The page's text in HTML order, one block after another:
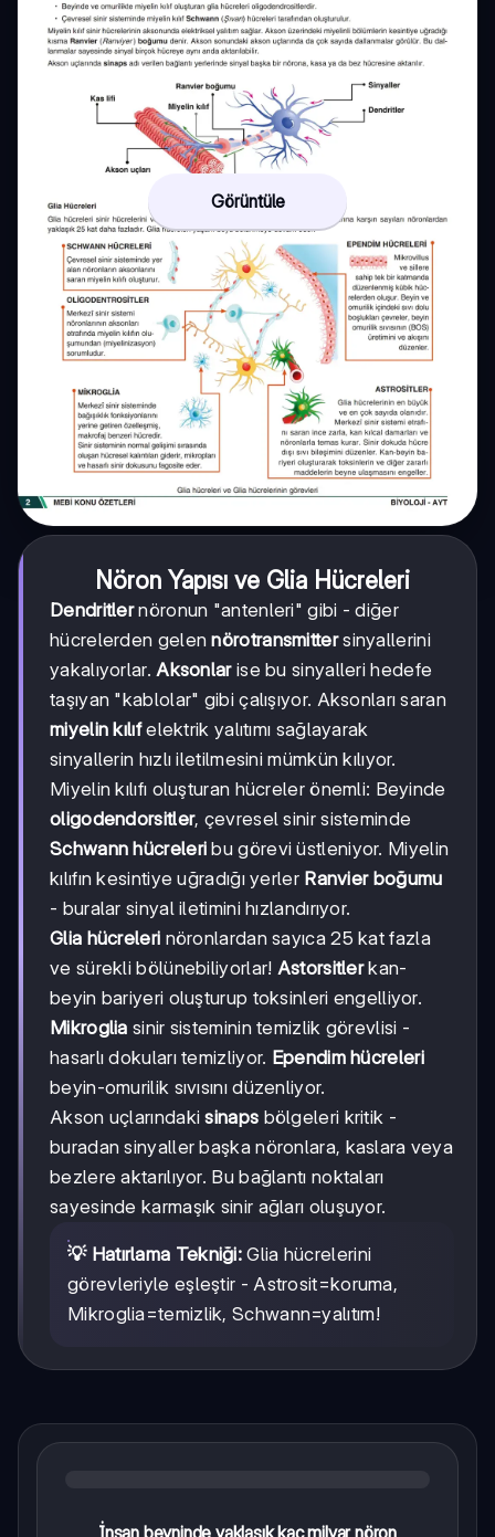
Görüntüle
Nöron Yapısı ve Glia Hücreleri
Dendritlernöronun "antenleri" gibi - diğer
hücrelerden gelennörotransmittersinyallerini
yakalıyorlar. Aksonlarise bu sinyalleri hedefe
taşıyan "kablolar" gibi çalışıyor. Aksonları saran
miyelin kılıfelektrik yalıtımı sağlayarak
sinyallerin hızlı iletilmesini mümkün kılıyor.
Miyelin kılıfı oluşturan hücreler önemli: Beyinde
oligodendorsitler, çevresel sinir sisteminde
Schwann hücreleri bu görevi üstleniyor. Miyelin
kılıfın kesintiye uğradığı yerler Ranvier boğumu
- buralar sinyal iletimini hızlandırıyor.
Glia hücreleri nöronlardan sayıca 25 kat fazla
ve sürekli bölünebiliyorlar! Astorsitlerkan-
beyin bariyeri oluşturup toksinleri engelliyor.
Mikroglia sinir sisteminin temizlik görevlisi -
hasarlı dokuları temizliyor. Ependim hücreleri
beyin-omurilik sıvısını düzenliyor.
Akson uçlarındakisinaps bölgeleri kritik -
buradan sinyaller başka nöronlara, kaslara veya
bezlere aktarılıyor. Bu bağlantı noktaları
sayesinde karmaşık sinir ağları oluşuyor.
💡 Hatırlama Tekniği: Glia hücrelerini
görevleriyle eşleştir - Astrosit=koruma,
Mikroglia=temizlik, Schwann=yalıtım!
İnsan beyninde yaklaşık kaç milyar nöron